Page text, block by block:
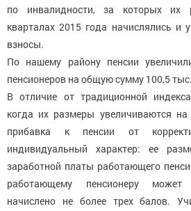
по инвалидности, за которых их
кварталах 2015 года начислялись и
взносы.
По нашему району пенсии
пенсионеров на общую сумму 100,5
В отличие от традиционной
когда их размеры увеличиваются
прибавка к пенсии от
индивидуальный характер: ее
заработной платы работающего
работающему пенсионеру может
начислено не более трех балов.